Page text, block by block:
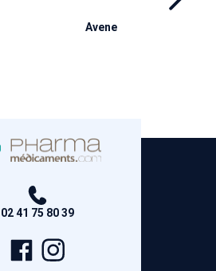
Avene
02 41 75 80 39
Page
Facebook